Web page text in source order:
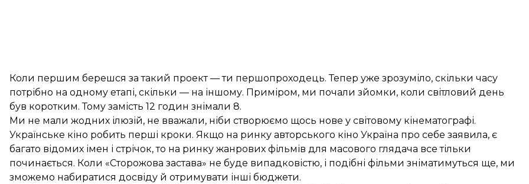
Коли першим берешся за такий проект — ти першопроходець. Тепер уже зрозуміло, скільки часу
потрібно на одному етапі, скільки — на іншому. Приміром, ми почали зйомки, коли світловий день
був коротким. Тому замість 12 годин знімали 8.
Ми не мали жодних ілюзій, не вважали, ніби створюємо щось нове у світовому кінематографі.
Українське кіно робить перші кроки. Якщо на ринку авторського кіно Україна про себе заявила, є
багато відомих імен і стрічок, то на ринку жанрових фільмів для масового глядача все тільки
починається. Коли «Сторожова застава» не буде випадковістю, і подібні фільми зніматимуться ще, ми
зможемо набиратися досвіду й отримувати інші бюджети.